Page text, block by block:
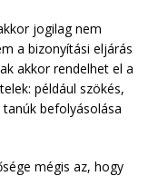
jogilag nem
a bizonyítási eljárás
akkor rendelhet el a
például szökés,
befolyásolása
mégis az, hogy